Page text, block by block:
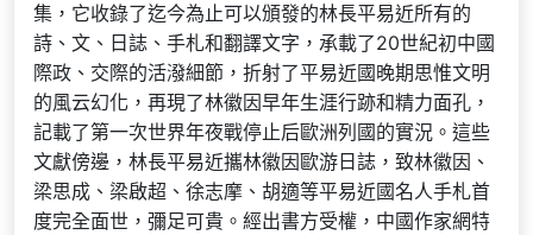
集，它收錄了迄今為止可以頒發的林長平易近所有的
詩、文、日誌、手札和翻譯文字，承載了20世紀初中國
際政、交際的活潑細節，折射了平易近國晚期思惟文明
的風云幻化，再現了林徽因早年生涯行跡和精力面孔，
記載了第一次世界年夜戰停止后歐洲列國的實況。這些
文獻傍邊，林長平易近攜林徽因歐游日誌，致林徽因、
梁思成、梁啟超、徐志摩、胡適等平易近國名人手札首
度完全面世，彌足可貴。經出書方受權，中國作家網特